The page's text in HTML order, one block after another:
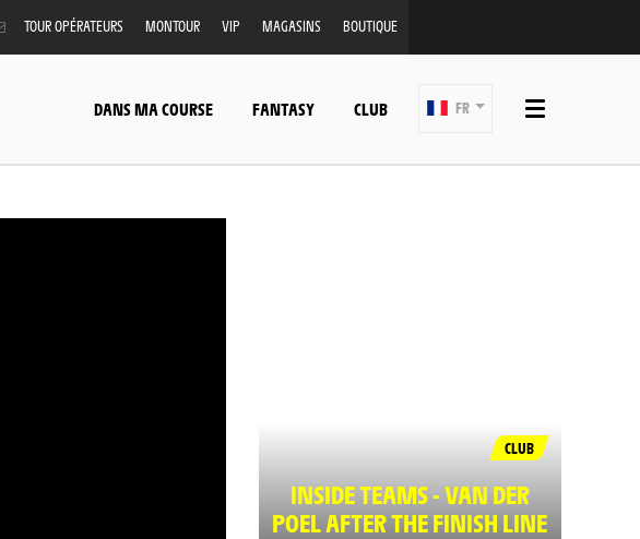
TOUR OPÉRATEURS MONTOUR VIP MAGASINS BOUTIQUE
DANS MA COURSE FANTASY CLUB FR
CLUB
INSIDE TEAMS - VAN DER
POEL AFTER THE FINISH LINE